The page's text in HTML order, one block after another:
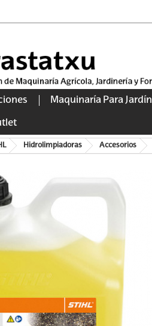
Maquinaría Para Jardín
Hidrolimpiadoras Accesorios